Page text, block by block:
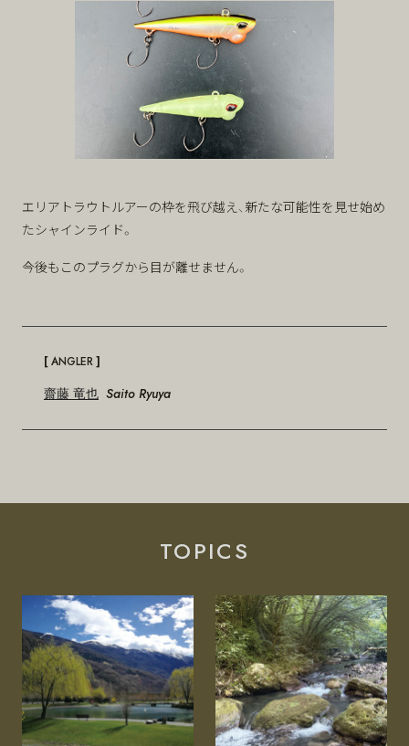
エリアトラウトルアーの枠を飛び越え、新たな可能性を見せ始め
たシャインライド。
今後もこのプラグから目が離せません。
[ANGLER]
齋藤 竜也 Saito Ryuya
TOPICS